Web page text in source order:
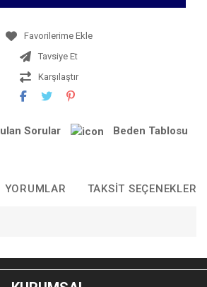
Tavsiye Et
Karşılaştır
Sorular Beden Tablosu
YORUMLAR TAKSIT SEÇENEKLERI
resim, ürün açıklamalarında ve diğer
noktaları öneri formunu
iletebilirsiniz.